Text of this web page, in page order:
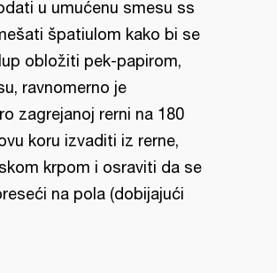
u umućenu smesu ss
špatiulom kako bi se
obložiti pek-papirom,
ravnomerno je
zagrejanoj rerni na 180
koru izvaditi iz rerne,
krpom i osraviti da se
na pola (dobijajući